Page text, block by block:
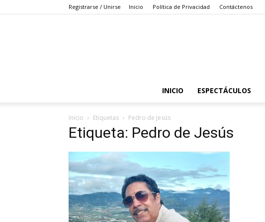
Registrarse / Unirse Inicio Política de Privacidad Contáctenos
INICIO ESPECTÁCULOS
Inicio Etiquetas Pedro de Jesús
Etiqueta: Pedro de Jesús